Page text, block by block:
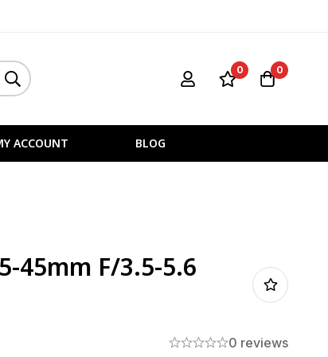
0 0
ACCOUNT BLOG
45mm F/3.5-5.6
0 reviews